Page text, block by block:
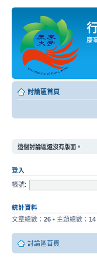
康
討論區首頁
這個討論區還沒有版面。
登入
帳號:
統計資料
文章總數： 26 • 主題總數： 14
討論區首頁